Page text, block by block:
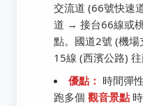
交流道 (66號快速
道 → 接台66線或
點。國道2號 (機
15線 (西濱公路) 往
優點： 時間彈
跑多個 觀音景點時